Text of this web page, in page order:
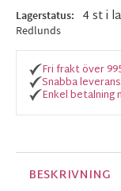
Lagerstatus 4 st i
Redlunds
Fri frakt över
Snabba
Enkel betalning
BESKRIVNING